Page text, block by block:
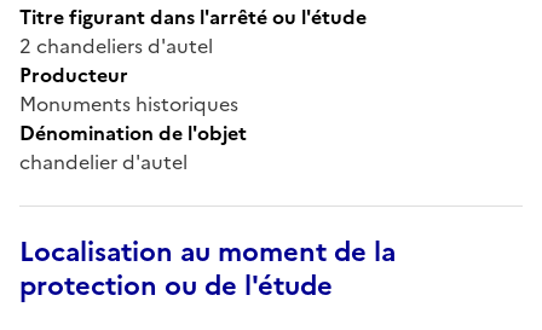
Titre figurant dans l'arrêté ou l'étude
2 chandeliers d'autel
Producteur
Monuments historiques
Dénomination de l'objet
chandelier d'autel
Localisation au moment de la
protection ou de l'étude